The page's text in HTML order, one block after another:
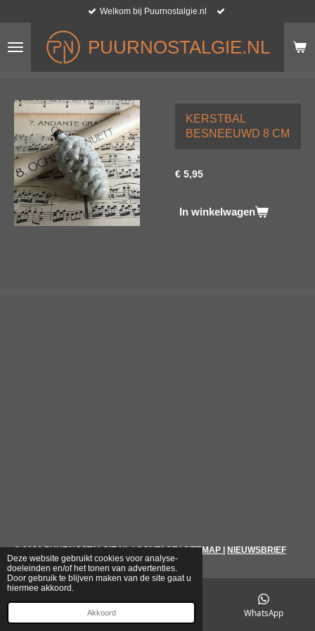
Deze website gebruikt cookies voor analyse-
doeleinden en/of het tonen van advertenties.
Door gebruik te blijven maken van de site gaat u
hiermee akkoord.
Akkoord
naar
hoofdinhoud
PUURNOSTALGIE.NL
Welkom bij Puurnostalgie.nl
KERSTBAL
BESNEEUWD 8 CM
€ 5,95
In winkelwagen
© 2026 PUURNOSTALGIE.NL|CONTACT|SITEMAP NIEUWSBRIEF
WhatsApp